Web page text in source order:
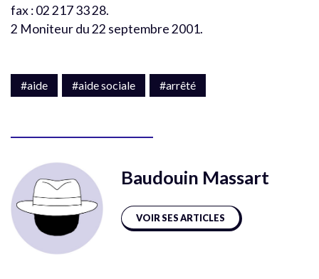
fax : 02 217 33 28.
2 Moniteur du 22 septembre 2001.
#aide #aide sociale #arrêté
Baudouin Massart
VOIR SES ARTICLES